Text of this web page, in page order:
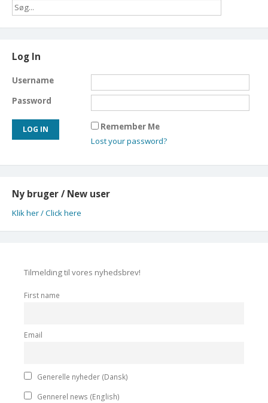
Log In
Username
Password
Remember Me
Lost your password?
Ny bruger / New user
Klik her / Click here
Tilmelding til vores nyhedsbrev!
First name
Email
Generelle nyheder (Dansk)
Gennerel news (English)